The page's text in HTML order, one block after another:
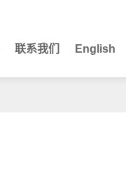
联系我们 English